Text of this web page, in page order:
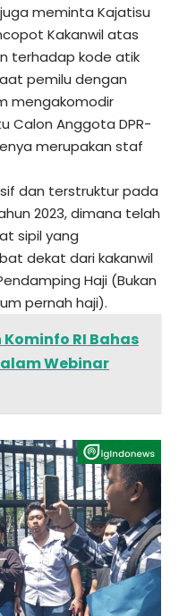
juga meminta Kajatisu
Kakanwil atas
terhadap kode atik
pemilu dengan
mengakomodir
Calon Anggota DPR-
merupakan staf
dan terstruktur pada
2023, dimana telah
sipil yang
dekat dari kakanwil
Haji (Bukan
pernah haji).
RI Bahas
Webinar